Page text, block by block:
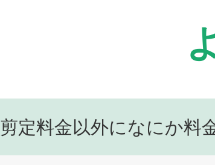
剪定料金以外になにか料